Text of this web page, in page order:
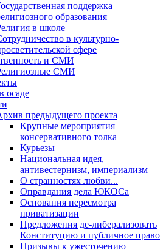
поддержка
образования
в школе
в культурно-
сфере
и СМИ
СМИ
осаде
предыдущего проекта
Крупные мероприятия
консервативного толка
Курьезы
Национальная идея,
антивестернизм, империализм
О странностях любви...
Оправдания дела ЮКОСа
Основания пересмотра
приватизации
Предложения де-либерализовать
Конституцию и публичное право
Призывы к ужесточению